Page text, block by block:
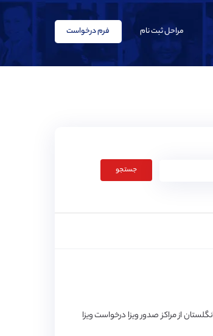
مراحل ثبت نام فرم درخواست
جستجو
از مراکز صدور ویزا درخواست ویزا